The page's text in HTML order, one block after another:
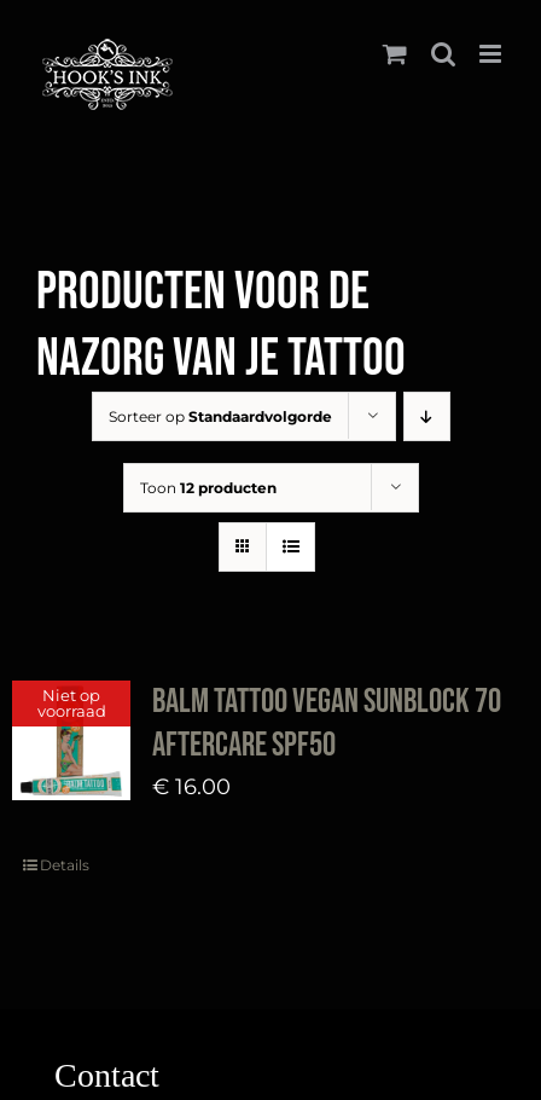
naar
inhoud
Producten voor de
nazorg van je tattoo
Sorteer op Standaardvolgorde
Toon 12 producten
Niet op
voorraad
Balm Tattoo Vegan Sunblock 70
aftercare SPF50
€16.00
Details
Contact